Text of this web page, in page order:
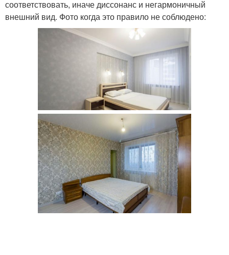
соответствовать, иначе диссонанс и негармоничный
внешний вид. Фото когда это правило не соблюдено: